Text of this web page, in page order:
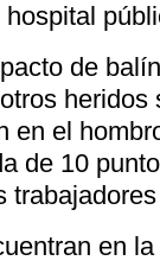
de
heridos
en el
de 10
en